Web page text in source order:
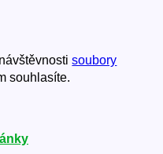
soubory
souhlasíte.